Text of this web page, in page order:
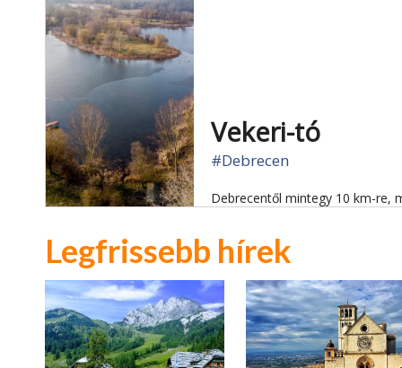
Vekeri-tó
#Debrecen
Debrecentől mintegy 10 km-re,
Legfrissebb hírek